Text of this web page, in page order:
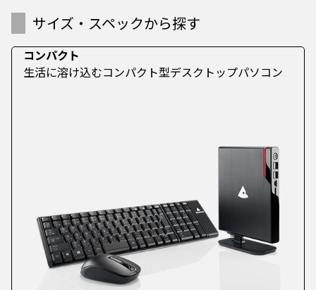
サイズ・スペックから探す
コンパクト
生活に溶け込むコンパクト型デスクトップパソコン